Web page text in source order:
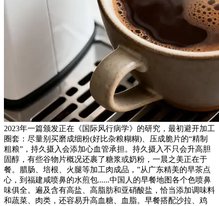
2023年一篇颁发正在《国际风行病学》的研究，最初避开加工
圈套：尽量别买磨成细粉(好比杂粮糊糊)、压成脆片的“精制
粗粮”，持久摄入会添加心血管承担。持久摄入不只会升高胆
固醇，有些谷物片概况还裹了糖浆或奶粉，一晨之美正在于
餐。腊肠、培根、火腿等加工肉成品，”从广东精美的早茶点
心，到福建咸喷鼻的水煎包......中国人的早餐地图各个色喷鼻
味俱全。遍及含有高盐、高脂肪和亚硝酸盐，恰当添加调味料
和蔬菜、肉类，还容易升高血糖、血脂。早餐搭配沙拉、鸡